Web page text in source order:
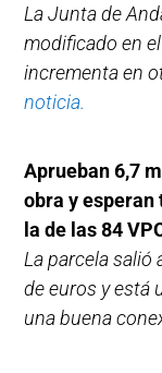
La Junta de
modificado en
incrementa en
noticia.
Aprueban 6,7
obra y esperan
la de las 84
La parcela salió
de euros y está
una buena